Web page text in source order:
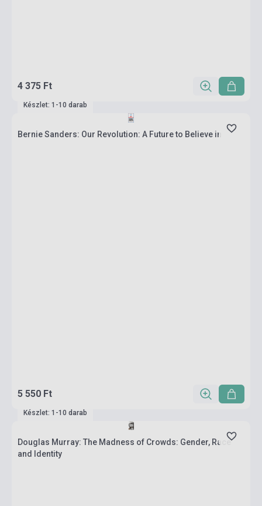
4 375 Ft
Készlet: 1-10 darab
Bernie Sanders: Our Revolution: A Future to Believe in
5 550 Ft
Készlet: 1-10 darab
Douglas Murray: The Madness of Crowds: Gender, Race
and Identity